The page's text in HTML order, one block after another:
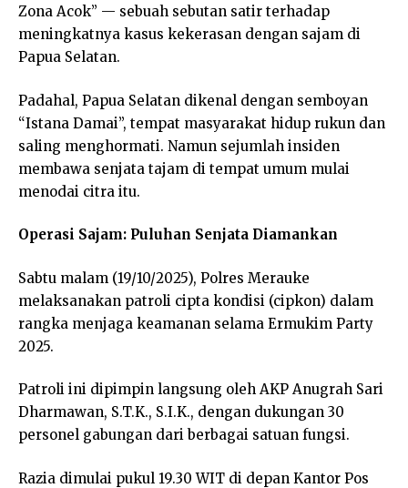
Zona Acok” — sebuah sebutan satir terhadap
meningkatnya kasus kekerasan dengan sajam di
Papua Selatan.
Padahal, Papua Selatan dikenal dengan semboyan
“Istana Damai”, tempat masyarakat hidup rukun dan
saling menghormati. Namun sejumlah insiden
membawa senjata tajam di tempat umum mulai
menodai citra itu.
Operasi Sajam: Puluhan Senjata Diamankan
Sabtu malam (19/10/2025), Polres Merauke
melaksanakan patroli cipta kondisi (cipkon) dalam
rangka menjaga keamanan selama Ermukim Party
2025.
Patroli ini dipimpin langsung oleh AKP Anugrah Sari
Dharmawan, S.T.K., S.I.K., dengan dukungan 30
personel gabungan dari berbagai satuan fungsi.
Razia dimulai pukul 19.30 WIT di depan Kantor Pos